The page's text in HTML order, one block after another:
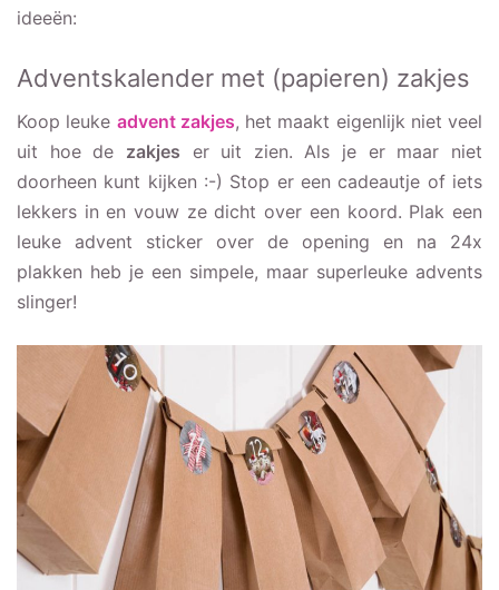
ideeën:
Adventskalender met (papieren) zakjes
Koop leuke advent zakjes, het maakt eigenlijk niet veel
uit hoe de zakjes er uit zien. Als je er maar niet
doorheen kunt kijken :-) Stop er een cadeautje of iets
lekkers in en vouw ze dicht over een koord. Plak een
leuke advent sticker over de opening en na 24x
plakken heb je een simpele, maar superleuke advents
slinger!